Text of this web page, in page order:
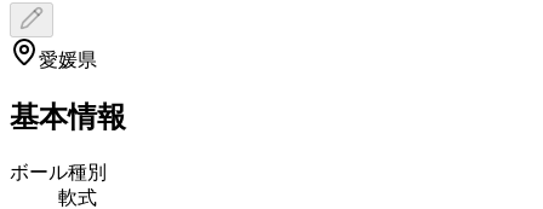
愛媛県
基本情報
ボール種別
軟式